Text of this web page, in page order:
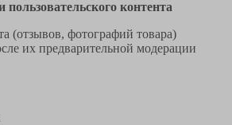
контента
(отзывов, фотографий товара)
их предварительной модерации